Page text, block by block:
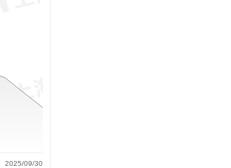
2025/09/30